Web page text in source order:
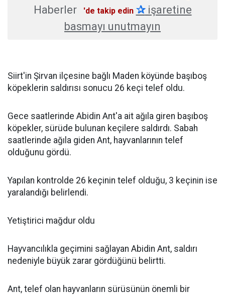
Haberler
'de takip edin ✰işaretine
basmayı unutmayın
Siirt'in Şirvan ilçesine bağlı Maden köyünde başıboş
köpeklerin saldırısı sonucu 26 keçi telef oldu.
Gece saatlerinde Abidin Ant'a ait ağıla giren başıboş
köpekler, sürüde bulunan keçilere saldırdı. Sabah
saatlerinde ağıla giden Ant, hayvanlarının telef
olduğunu gördü.
Yapılan kontrolde 26 keçinin telef olduğu, 3 keçinin ise
yaralandığı belirlendi.
Yetiştirici mağdur oldu
Hayvancılıkla geçimini sağlayan Abidin Ant, saldırı
nedeniyle büyük zarar gördüğünü belirtti.
Ant, telef olan hayvanların sürüsünün önemli bir